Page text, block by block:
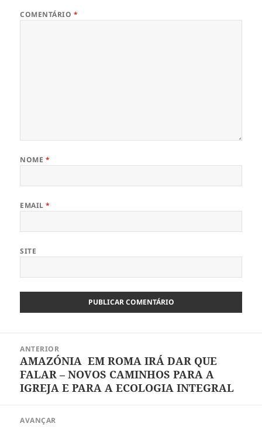
COMENTÁRIO *
NOME *
EMAIL*
SITE
artigos
ANTERIOR
Artigo
anterior:
AMAZÓNIA EM ROMA IRÁ DAR QUE
FALAR – NOVOS CAMINHOS PARA A
IGREJA E PARA A ECOLOGIA INTEGRAL
AVANÇAR